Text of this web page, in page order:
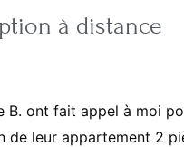
à distance
B. ont fait appel à moi
de leur appartement 2